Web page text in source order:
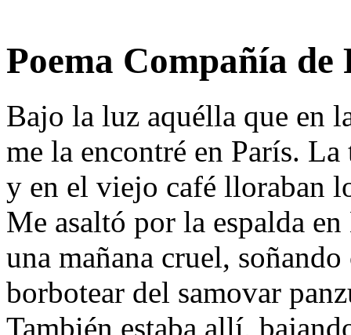
Poema Compañía de
Bajo la luz aquélla que en
me la encontré en París.
y en el viejo café lloraban
Me asaltó por la espalda
una mañana cruel,
borbotear del samovar
También estaba allí,